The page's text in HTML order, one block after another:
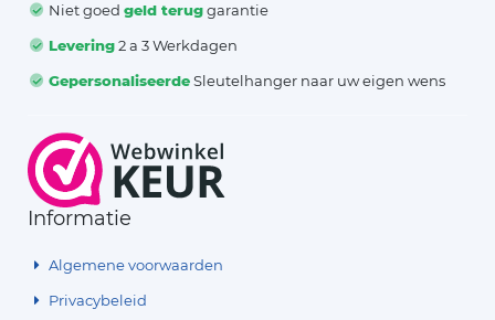
Niet goedgeld teruggarantie
Levering2 a 3 Werkdagen
GepersonaliseerdeSleutelhanger naar uw eigen wens
Informatie
Algemene voorwaarden
Privacybeleid